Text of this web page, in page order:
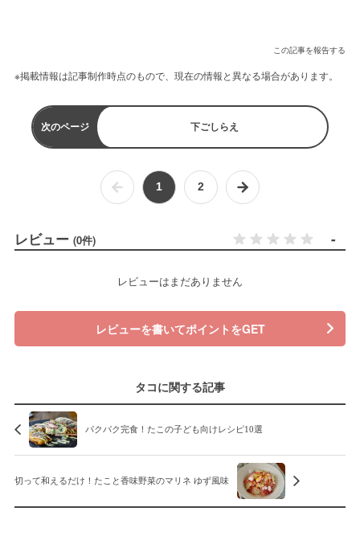
この記事を報告する
※掲載情報は記事制作時点のもので、現在の情報と異なる場合があります。
次のページ 下ごしらえ
1 2
レビュー (0件) -
レビューはまだありません
レビューを書いてポイントをGET
タコに関する記事
パクパク完食！たこの子ども向けレシピ10選
切って和えるだけ！たこと香味野菜のマリネ ゆず風味